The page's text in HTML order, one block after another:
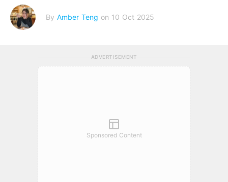
By Amber Teng on 10 Oct 2025
ADVERTISEMENT
Sponsored Content